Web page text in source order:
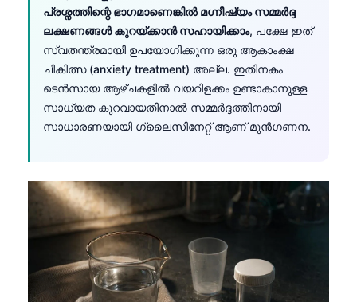
പ്രശ്നത്തിന്റെ ഭാഗമാണെങ്കിൽ മഗ്നീഷ്യം സമ്മർദ്ദ
ലക്ഷണങ്ങൾ കുറയ്ക്കാൻ സഹായിക്കാം, പക്ഷേ ഇത്
സ്വതന്ത്രമായി ഉപയോഗിക്കുന്ന ഒരു ആകാംക്ഷ
ചികിത്സ (anxiety treatment) അല്ല. ഇതിനകം
ടെൻസായ ആഴ്ചകളിൽ വയറിളക്കം ഉണ്ടാകാനുള്ള
സാധ്യത കുറവായതിനാൽ സമ്മർദ്ദത്തിനായി
സാധാരണയായി ഗ്ലൈസിനേറ്റ് ആണ് മുൻഗണന.